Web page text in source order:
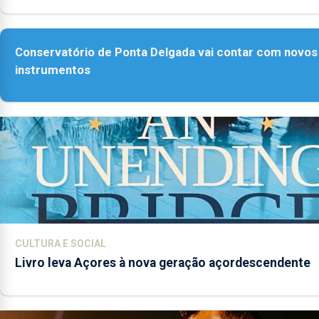
Conservatório de Ponta Delgada vai contar com novos
instrumentos
CULTURA E SOCIAL
Livro leva Açores à nova geração açordescendente